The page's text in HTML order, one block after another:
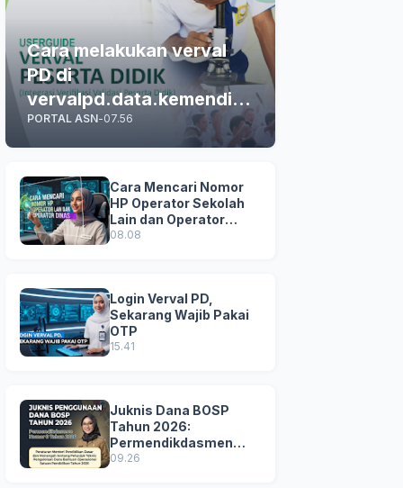
Cara melakukan verval
PD di
vervalpd.data.kemendikd
asmen.go.id
PORTAL ASN-07.56
Cara Mencari Nomor
HP Operator Sekolah
Lain dan Operator
Dinas di SDM Data
08.08
Login Verval PD,
Sekarang Wajib Pakai
OTP
15.41
Juknis Dana BOSP
Tahun 2026:
Permendikdasmen
Nomor 8 Tahun 2026
09.26